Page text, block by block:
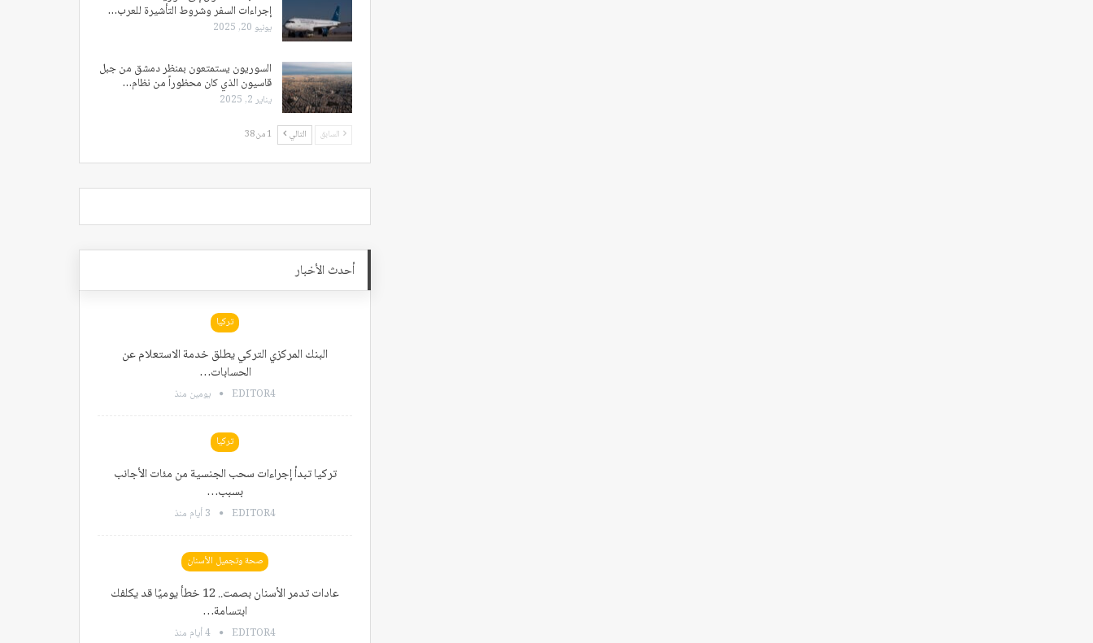
إجراءات السفر وشروط التأشيرة للعرب…
يونيو 20, 2025
السوريون يستمتعون بمنظر دمشق من جبل
قاسيون الذي كان محظوراً من نظام…
يناير 2, 2025
السابق التالي 1 من 38
أحدث الأخبار
تركيا
البنك المركزي التركي يطلق خدمة الاستعلام عن
الحسابات…
EDITOR4 يومين منذ
تركيا
تركيا تبدأ إجراءات سحب الجنسية من مئات الأجانب
بسبب…
EDITOR4 3 أيام منذ
صحة وتجميل الأسنان
عادات تدمر الأسنان بصمت.. 12 خطأ يوميًا قد يكلفك
ابتسامة…
EDITOR4 4 أيام منذ